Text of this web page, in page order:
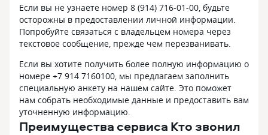
Если вы не узнаете номер 8 (914) 716-01-00, будьте
осторожны в предоставлении личной информации.
Попробуйте связаться с владельцем номера через
текстовое сообщение, прежде чем перезванивать.
Если вы хотите получить более полную информацию о
номере +7 914 7160100, мы предлагаем заполнить
специальную анкету на нашем сайте. Это поможет
нам собрать необходимые данные и предоставить вам
уточненную информацию.
Преимущества сервиса Кто звонил